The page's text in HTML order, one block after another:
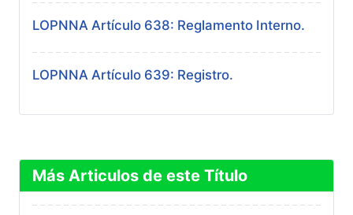
LOPNNA Artículo 638: Reglamento Interno.
LOPNNA Artículo 639: Registro.
Más Articulos de este Título